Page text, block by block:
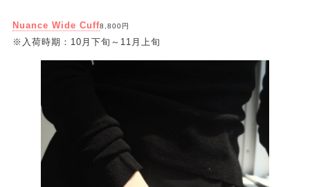
Nuance Wide Cuff8,800円
※入荷時期：10月下旬～11月上旬